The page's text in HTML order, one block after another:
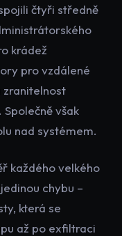
čtyři středně
krádež
pro vzdálené
zranitelnost
však
nad systémem.
každého velkého
chybu –
která se
až po exfiltraci